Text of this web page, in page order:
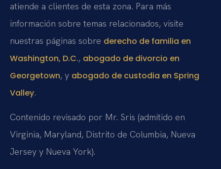
atiende a clientes de esta zona. Para más
información sobre temas relacionados, visite
nuestras páginas sobre derecho de familia en
Washington, D.C., abogado de divorcio en
Georgetown, y abogado de custodia en Spring
Valley.
Contenido revisado por Mr. Sris (admitido en
Virginia, Maryland, Distrito de Columbia, Nueva
Jersey y Nueva York).